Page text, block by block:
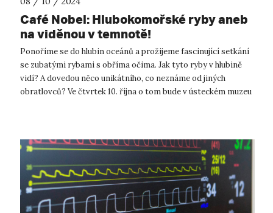
Café Nobel: Hlubokomořské ryby aneb
na viděnou v temnotě!
Ponoříme se do hlubin oceánů a prožijeme fascinující setkání
se zubatými rybami s obříma očima. Jak tyto ryby v hlubině
vidí? A dovedou něco unikátního, co neznáme od jiných
obratlovců? Ve čtvrtek 10. října o tom bude v ústeckém muzeu